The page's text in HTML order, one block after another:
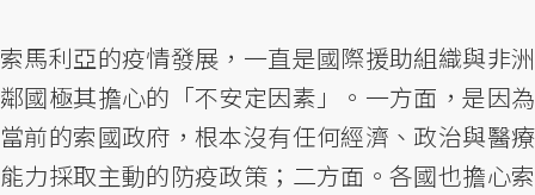
索馬利亞的疫情發展，一直是國際援助組織與非洲
鄰國極其擔心的「不安定因素」。一方面，是因為
當前的索國政府，根本沒有任何經濟、政治與醫療
能力採取主動的防疫政策；二方面。各國也擔心索